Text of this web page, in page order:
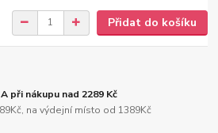
Přidat do košíku
při nákupu nad 2289 Kč
na výdejní místo od 1389Kč